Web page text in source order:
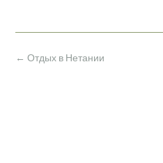
Навигация
← Отдых в Нетании